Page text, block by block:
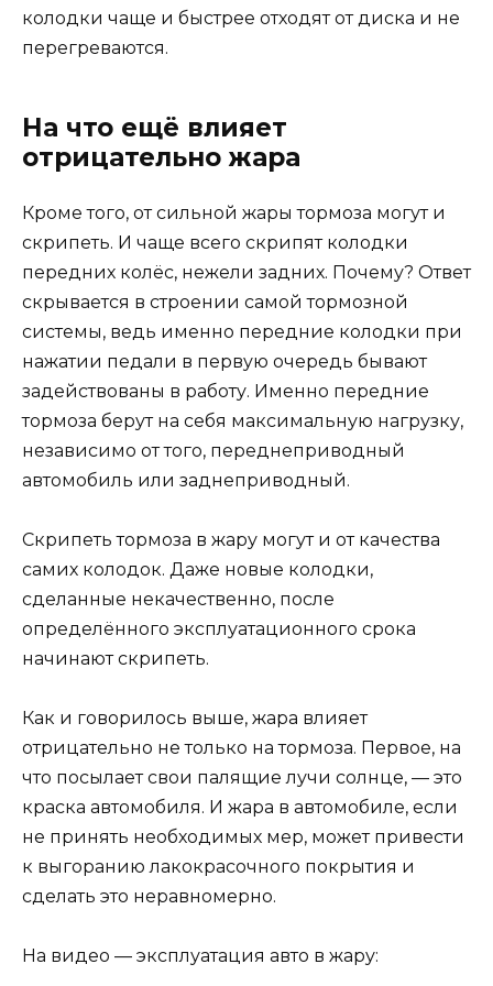
колодки чаще и быстрее отходят от диска и не
перегреваются.
На что ещё влияет
отрицательно жара
Кроме того, от сильной жары тормоза могут и
скрипеть. И чаще всего скрипят колодки
передних колёс, нежели задних. Почему? Ответ
скрывается в строении самой тормозной
системы, ведь именно передние колодки при
нажатии педали в первую очередь бывают
задействованы в работу. Именно передние
тормоза берут на себя максимальную нагрузку,
независимо от того, переднеприводный
автомобиль или заднеприводный.
Скрипеть тормоза в жару могут и от качества
самих колодок. Даже новые колодки,
сделанные некачественно, после
определённого эксплуатационного срока
начинают скрипеть.
Как и говорилось выше, жара влияет
отрицательно не только на тормоза. Первое, на
что посылает свои палящие лучи солнце, — это
краска автомобиля. И жара в автомобиле, если
не принять необходимых мер, может привести
к выгоранию лакокрасочного покрытия и
сделать это неравномерно.
На видео — эксплуатация авто в жару: